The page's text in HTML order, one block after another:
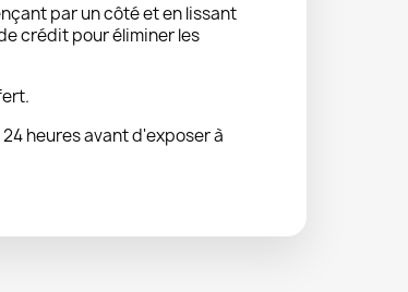
par un côté et en lissant
crédit pour éliminer les
heures avant d'exposer à